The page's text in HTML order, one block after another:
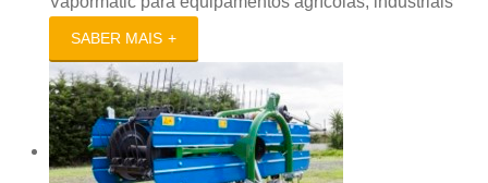
SABER MAIS